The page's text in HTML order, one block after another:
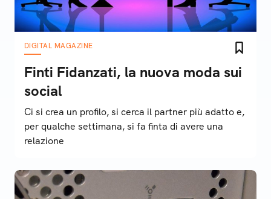
DIGITAL MAGAZINE
Finti Fidanzati, la nuova moda sui
social
Ci si crea un profilo, si cerca il partner più adatto e,
per qualche settimana, si fa finta di avere una
relazione